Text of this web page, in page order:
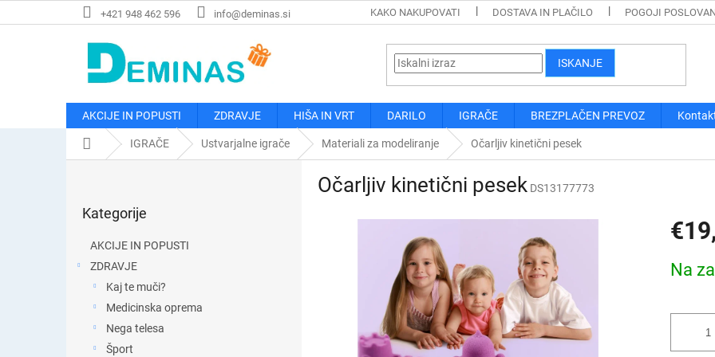
na
+421 948 462 596 info@deminas.si KAKO NAKUPOVATI DOSTAVA IN PLAČILO POGOJI
ISKANJE
AKCIJE IN POPUSTI ZDRAVJE HIŠA IN VRT DARILO IGRAČE BREZPLAČEN PREVOZ
Domača
stran
IGRAČE Ustvarjalne igrače Materiali za modeliranje Očarljiv kinetični pesek
kategorije
Kategorije
AKCIJE IN POPUSTI
ZDRAVJE
Kaj te muči?
Medicinska oprema
Nega telesa
Šport
Očarljiv kinetični pesek DS13177773
mere:
Na